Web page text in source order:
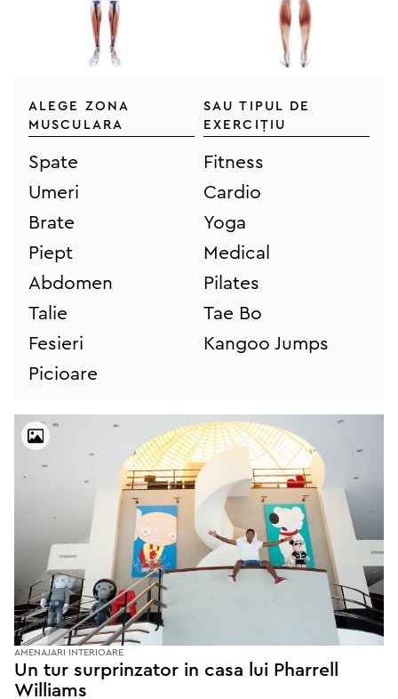
Alege zona
musculara
Spate
Umeri
Brate
Piept
Abdomen
Talie
Fesieri
Picioare
sau tipul de
exercițiu
Fitness
Cardio
Yoga
Medical
Pilates
Tae Bo
Kangoo Jumps
AMENAJARI INTERIOARE
Un tur surprinzator in casa lui Pharrell
Williams